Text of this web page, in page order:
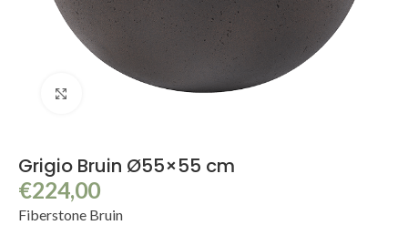
Klik om te vergroten
Grigio Bruin Ø55×55 cm
€224,00
Fiberstone Bruin